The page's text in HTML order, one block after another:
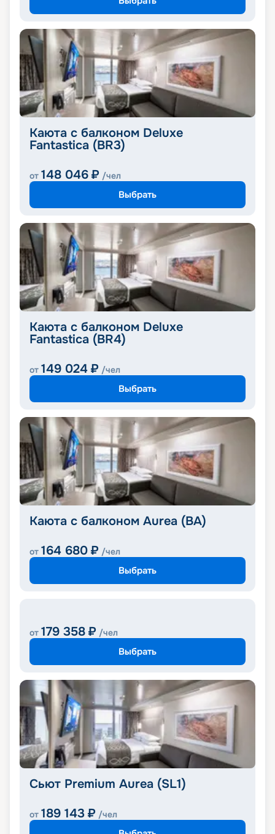
Каюта с балконом Deluxe
Fantastica (BR3)
от 148 046 ₽ /чел
Выбрать
Каюта с балконом Deluxe
Fantastica (BR4)
от 149 024 ₽ /чел
Выбрать
Каюта с балконом Aurea (BA)
от 164 680 ₽ /чел
Выбрать
от 179 358 ₽ /чел
Выбрать
Сьют Premium Aurea (SL1)
от 189 143 ₽ /чел